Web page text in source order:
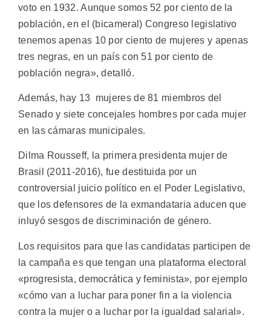
voto en 1932. Aunque somos 52 por ciento de la
población, en el (bicameral) Congreso legislativo
tenemos apenas 10 por ciento de mujeres y apenas
tres negras, en un país con 51 por ciento de
población negra», detalló.
Además, hay 13 mujeres de 81 miembros del
Senado y siete concejales hombres por cada mujer
en las cámaras municipales.
Dilma Rousseff, la primera presidenta mujer de
Brasil (2011-2016), fue destituida por un
controversial juicio político en el Poder Legislativo,
que los defensores de la exmandataria aducen que
inluyó sesgos de discriminación de género.
Los requisitos para que las candidatas participen de
la campaña es que tengan una plataforma electoral
«progresista, democrática y feminista», por ejemplo
«cómo van a luchar para poner fin a la violencia
contra la mujer o a luchar por la igualdad salarial».